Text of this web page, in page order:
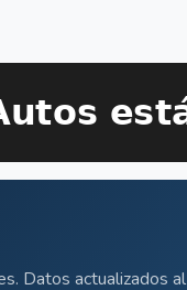
Datos actualizados al